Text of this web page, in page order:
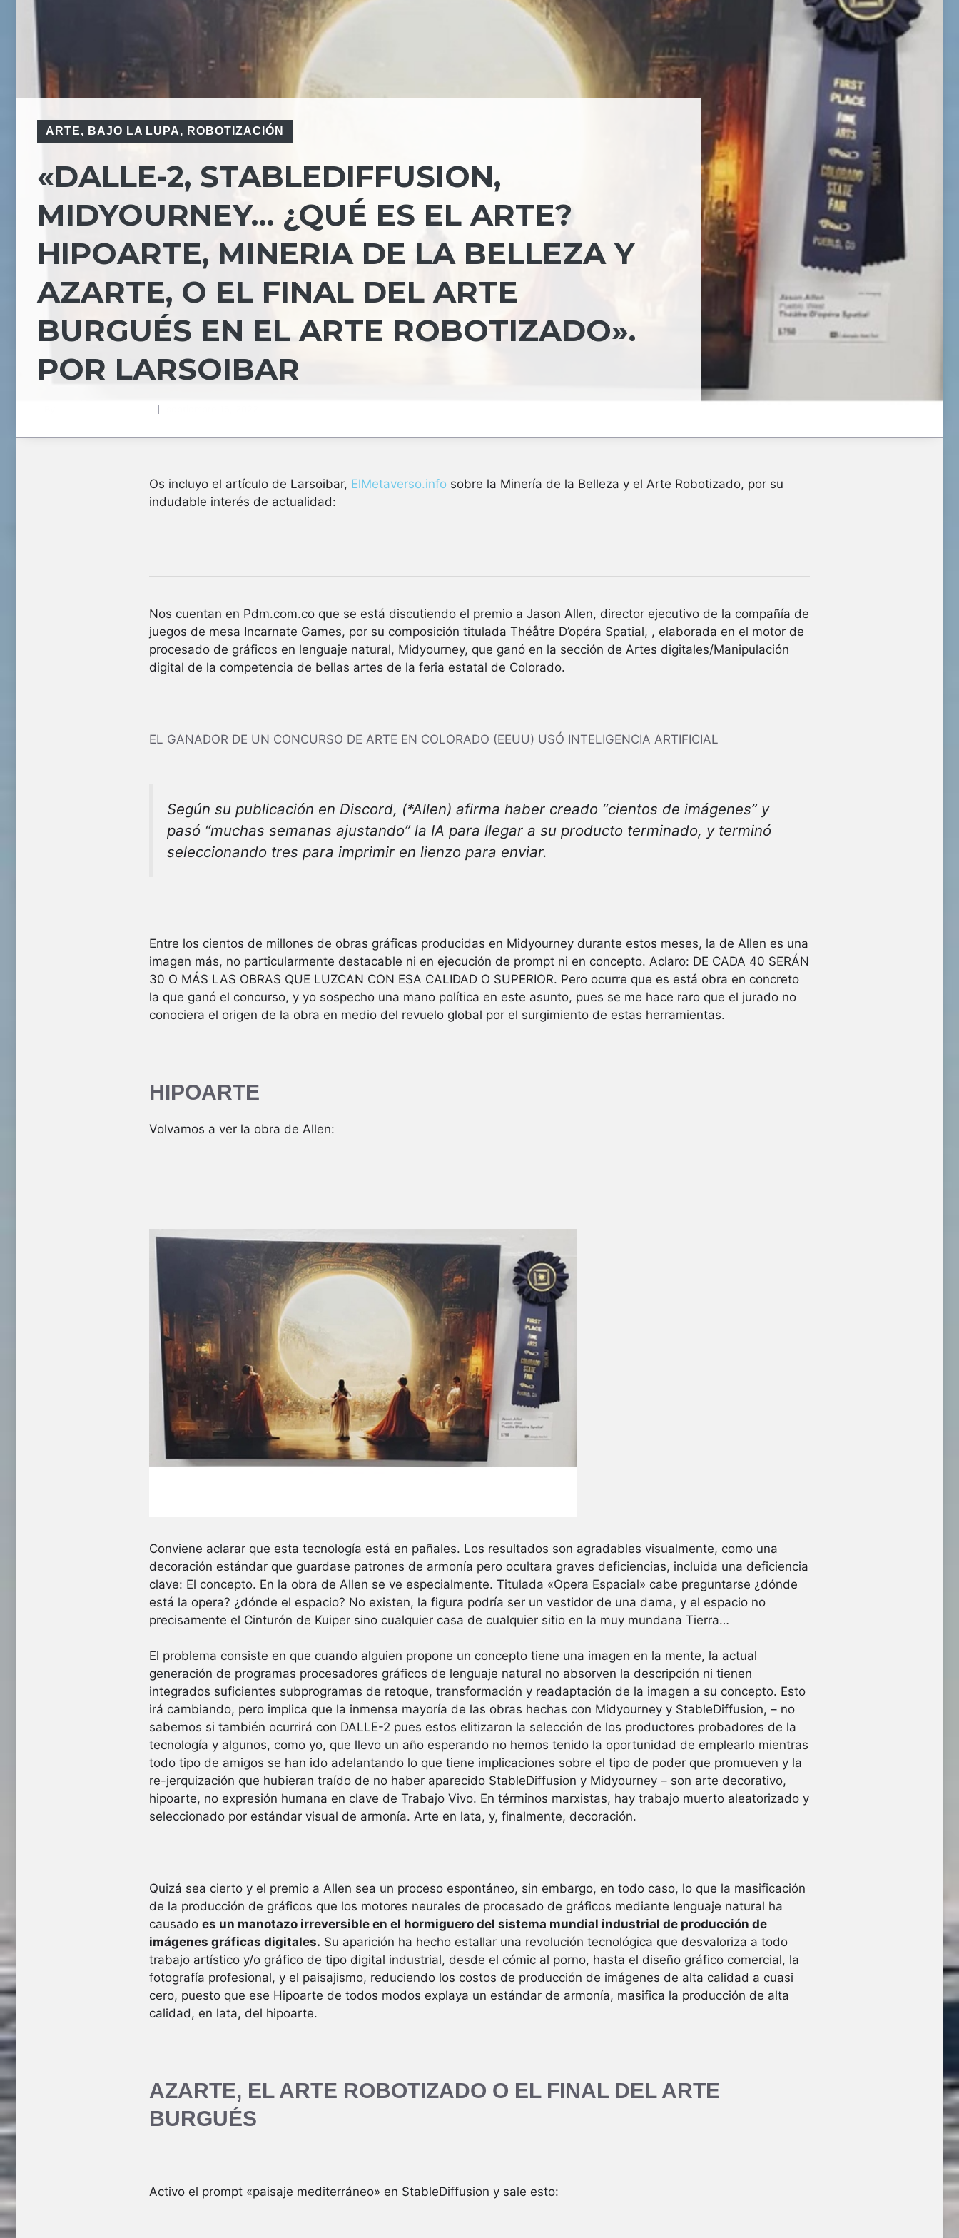
ARTE, BAJO LA LUPA, ROBOTIZACIÓN
«DALLE-2, STABLEDIFFUSION,
MIDYOURNEY… ¿QUÉ ES EL ARTE?
HIPOARTE, MINERIA DE LA BELLEZA Y
AZARTE, O EL FINAL DEL ARTE
BURGUÉS EN EL ARTE ROBOTIZADO».
POR LARSOIBAR
Os incluyo el artículo de Larsoibar, ElMetaverso.info sobre la Minería de la Belleza y el Arte Robotizado, por su
indudable interés de actualidad:
Nos cuentan en Pdm.com.co que se está discutiendo el premio a Jason Allen, director ejecutivo de la compañía de
juegos de mesa Incarnate Games, por su composición titulada Théåtre D’opéra Spatial, , elaborada en el motor de
procesado de gráficos en lenguaje natural, Midyourney, que ganó en la sección de Artes digitales/Manipulación
digital de la competencia de bellas artes de la feria estatal de Colorado.
EL GANADOR DE UN CONCURSO DE ARTE EN COLORADO (EEUU) USÓ INTELIGENCIA ARTIFICIAL
Según su publicación en Discord, (*Allen) afirma haber creado “cientos de imágenes” y
pasó “muchas semanas ajustando” la IA para llegar a su producto terminado, y terminó
seleccionando tres para imprimir en lienzo para enviar.
Entre los cientos de millones de obras gráficas producidas en Midyourney durante estos meses, la de Allen es una
imagen más, no particularmente destacable ni en ejecución de prompt ni en concepto. Aclaro: DE CADA 40 SERÁN
30 O MÁS LAS OBRAS QUE LUZCAN CON ESA CALIDAD O SUPERIOR. Pero ocurre que es está obra en concreto
la que ganó el concurso, y yo sospecho una mano política en este asunto, pues se me hace raro que el jurado no
conociera el origen de la obra en medio del revuelo global por el surgimiento de estas herramientas.
HIPOARTE
Volvamos a ver la obra de Allen:
Conviene aclarar que esta tecnología está en pañales. Los resultados son agradables visualmente, como una
decoración estándar que guardase patrones de armonía pero ocultara graves deficiencias, incluida una deficiencia
clave: El concepto. En la obra de Allen se ve especialmente. Titulada «Opera Espacial» cabe preguntarse ¿dónde
está la opera? ¿dónde el espacio? No existen, la figura podría ser un vestidor de una dama, y el espacio no
precisamente el Cinturón de Kuiper sino cualquier casa de cualquier sitio en la muy mundana Tierra…
El problema consiste en que cuando alguien propone un concepto tiene una imagen en la mente, la actual
generación de programas procesadores gráficos de lenguaje natural no absorven la descripción ni tienen
integrados suficientes subprogramas de retoque, transformación y readaptación de la imagen a su concepto. Esto
irá cambiando, pero implica que la inmensa mayoría de las obras hechas con Midyourney y StableDiffusion, – no
sabemos si también ocurrirá con DALLE-2 pues estos elitizaron la selección de los productores probadores de la
tecnología y algunos, como yo, que llevo un año esperando no hemos tenido la oportunidad de emplearlo mientras
todo tipo de amigos se han ido adelantando lo que tiene implicaciones sobre el tipo de poder que promueven y la
re-jerquización que hubieran traído de no haber aparecido StableDiffusion y Midyourney – son arte decorativo,
hipoarte, no expresión humana en clave de Trabajo Vivo. En términos marxistas, hay trabajo muerto aleatorizado y
seleccionado por estándar visual de armonía. Arte en lata, y, finalmente, decoración.
Quizá sea cierto y el premio a Allen sea un proceso espontáneo, sin embargo, en todo caso, lo que la masificación
de la producción de gráficos que los motores neurales de procesado de gráficos mediante lenguaje natural ha
causado es un manotazo irreversible en el hormiguero del sistema mundial industrial de producción de
imágenes gráficas digitales. Su aparición ha hecho estallar una revolución tecnológica que desvaloriza a todo
trabajo artístico y/o gráfico de tipo digital industrial, desde el cómic al porno, hasta el diseño gráfico comercial, la
fotografía profesional, y el paisajismo, reduciendo los costos de producción de imágenes de alta calidad a cuasi
cero, puesto que ese Hipoarte de todos modos explaya un estándar de armonía, masifica la producción de alta
calidad, en lata, del hipoarte.
AZARTE, EL ARTE ROBOTIZADO O EL FINAL DEL ARTE
BURGUÉS
Activo el prompt «paisaje mediterráneo» en StableDiffusion y sale esto: